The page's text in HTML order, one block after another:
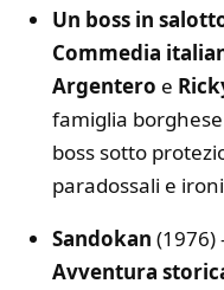
Un boss in
Commedia
Argentero e
famiglia
boss sotto
paradossali e
Sandokan (1976)
Avventura